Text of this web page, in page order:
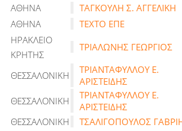
ΑΘΗΝΑ
ΤΑΓΚΟΥΛΗ Σ. ΑΓΓΕΛΙΚΗ
ΑΘΗΝΑ
ΤΕΧΤΟ ΕΠΕ
ΗΡΑΚΛΕΙΟ
ΚΡΗΤΗΣ
ΤΡΙΑΛΩΝΗΣ ΓΕΩΡΓΙΟΣ
ΘΕΣΣΑΛΟΝΙΚΗ
ΤΡΙΑΝΤΑΦΥΛΛΟΥ Ε.
ΑΡΙΣΤΕΙΔΗΣ
ΘΕΣΣΑΛΟΝΙΚΗ
ΤΡΙΑΝΤΑΦΥΛΛΟΥ Ε.
ΑΡΙΣΤΕΙΔΗΣ
ΘΕΣΣΑΛΟΝΙΚΗ
ΤΣΑΛΙΓΟΠΟΥΛΟΣ